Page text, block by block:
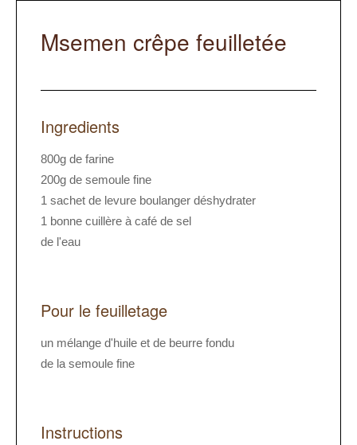
Msemen crêpe feuilletée
Ingredients
800g de farine
200g de semoule fine
1 sachet de levure boulanger déshydrater
1 bonne cuillère à café de sel
de l'eau
Pour le feuilletage
un mélange d'huile et de beurre fondu
de la semoule fine
Instructions